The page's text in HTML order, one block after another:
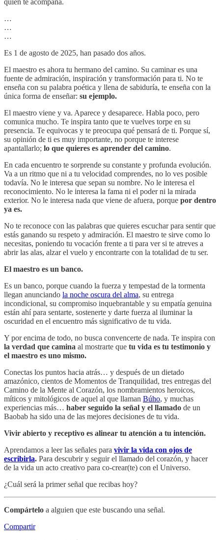
quien te acompaña.
…
…
…
Es 1 de agosto de 2025, han pasado dos años.
El maestro es ahora tu hermano del camino. Su caminar es una
fuente de admiración, inspiración y transformación para ti. No te
enseña con su palabra poética y llena de sabiduría, te enseña con la
única forma de enseñar: su ejemplo.
El maestro viene y va. Aparece y desaparece. Habla poco, pero
comunica mucho. Te inspira tanto que te vuelves torpe en su
presencia. Te equivocas y te preocupa qué pensará de ti. Porque sí,
su opinión de ti es muy importante, no porque te interese
apantallarlo; lo que quieres es aprender del camino.
En cada encuentro te sorprende su constante y profunda evolución.
Va a un ritmo que ni a tu velocidad comprendes, no lo ves posible
todavía. No le interesa que sepan su nombre. No le interesa el
reconocimiento. No le interesa la fama ni el poder ni la mirada
exterior. No le interesa nada que viene de afuera, porque por dentro
ya es.
No te reconoce con las palabras que quieres escuchar para sentir que
estás ganando su respeto y admiración. El maestro te sirve como lo
necesitas, poniendo tu vocación frente a ti para ver si te atreves a
abrir las alas, alzar el vuelo y encontrarte con la totalidad de tu ser.
El maestro es un banco.
Es un banco, porque cuando la fuerza y tempestad de la tormenta
llegan anunciando la noche oscura del alma, su entrega
incondicional, su compromiso inquebrantable y su empatía genuina
están ahí para sentarte, sostenerte y darte fuerza al iluminar la
oscuridad en el encuentro más significativo de tu vida.
Y por encima de todo, no busca convencerte de nada. Te inspira con
la verdad que camina al mostrarte que tu vida es tu testimonio y
el maestro es uno mismo.
Conectas los puntos hacia atrás… y después de un dietado
amazónico, cientos de Momentos de Tranquilidad, tres entregas del
Camino de la Mente al Corazón, los nombramientos heroicos,
míticos y mitológicos de aquel al que llaman Búho, y muchas
experiencias más… haber seguido la señal y el llamado de un
Baobab ha sido una de las mejores decisiones de tu vida.
Vivir abierto y receptivo es alinear tu atención a tu intención.
Aprendamos a leer las señales para vivir la vida con ojos de
escribirla. Para descubrir y seguir el llamado del corazón, y hacer
de la vida un acto creativo para co-crear(te) con el Universo.
¿Cuál será la primer señal que recibas hoy?
Compártelo a alguien que este buscando una señal.
Compartir